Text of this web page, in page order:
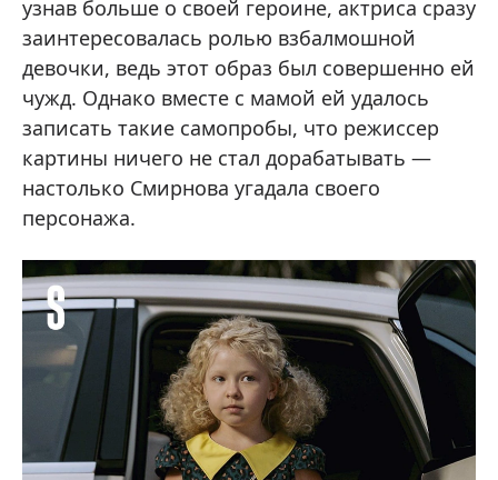
узнав больше о своей героине, актриса сразу
заинтересовалась ролью взбалмошной
девочки, ведь этот образ был совершенно ей
чужд. Однако вместе с мамой ей удалось
записать такие самопробы, что режиссер
картины ничего не стал дорабатывать —
настолько Смирнова угадала своего
персонажа.